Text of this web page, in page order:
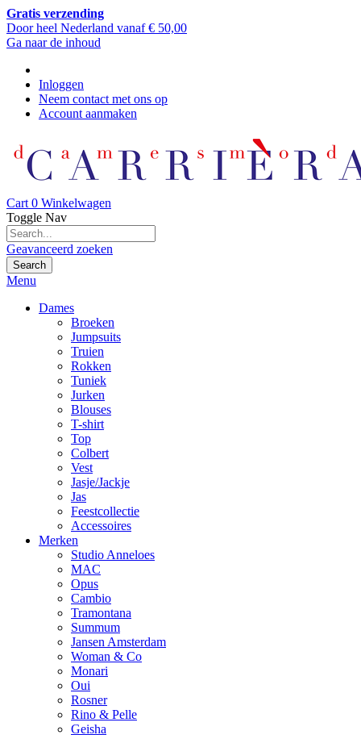
Gratis verzending
Door heel Nederland vanaf € 50,00
Ga naar de inhoud
Inloggen
Neem contact met ons op
Account aanmaken
Cart 0 Winkelwagen
Toggle Nav
Geavanceerd zoeken
Search
Menu
Dames
Broeken
Jumpsuits
Truien
Rokken
Tuniek
Jurken
Blouses
T-shirt
Top
Colbert
Vest
Jasje/Jackje
Jas
Feestcollectie
Accessoires
Merken
Studio Anneloes
MAC
Opus
Cambio
Tramontana
Summum
Jansen Amsterdam
Woman & Co
Monari
Oui
Rosner
Rino & Pelle
Geisha